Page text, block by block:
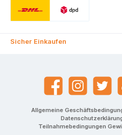
Sicher Einkaufen
Allgemeine
Teilnahmebedingungen